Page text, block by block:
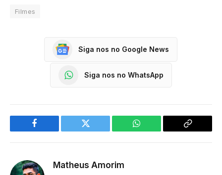
Filmes
Siga nos no Google News
Siga nos no WhatsApp
Facebook Twitter WhatsApp
Copy
Matheus Amorim